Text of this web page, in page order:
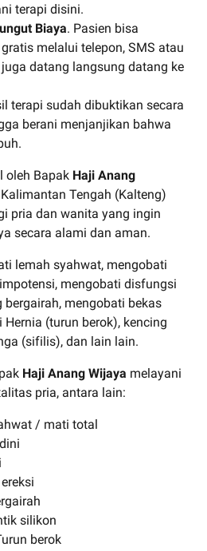
terapi disini.
Biaya. Pasien bisa
melalui telepon, SMS atau
datang langsung datang ke
terapi sudah dibuktikan secara
berani menjanjikan bahwa
oleh Bapak Haji Anang
Tengah (Kalteng)
pria dan wanita yang ingin
secara alami dan aman.
lemah syahwat, mengobati
mengobati disfungsi
bergairah, mengobati bekas
(turun berok), kencing
(sifilis), dan lain lain.
Haji Anang Wijaya melayani
pria, antara lain:
/ mati total
silikon
berok